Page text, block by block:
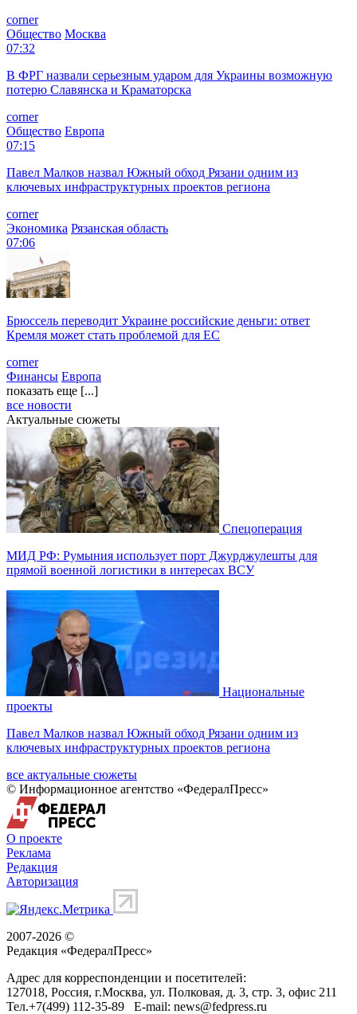
corner
Общество Москва
07:32
В ФРГ назвали серьезным ударом для Украины возможную
потерю Славянска и Краматорска
corner
Общество Европа
07:15
Павел Малков назвал Южный обход Рязани одним из
ключевых инфраструктурных проектов региона
corner
Экономика Рязанская область
07:06
Брюссель переводит Украине российские деньги: ответ
Кремля может стать проблемой для EC
corner
Финансы Европа
показать еще [...]
все новости
Актуальные сюжеты
Спецоперация
МИД РФ: Румыния использует порт Джурджулешты для
прямой военной логистики в интересах ВСУ
Национальные
проекты
Павел Малков назвал Южный обход Рязани одним из
ключевых инфраструктурных проектов региона
все актуальные сюжеты
© Информационное агентство «ФедералПресс»
О проекте
Реклама
Редакция
Авторизация
2007-2026 ©
Редакция «ФедералПресс»
Адрес для корреспонденции и посетителей:
127018, Россия, г.Москва, ул. Полковая, д. 3, стр. 3, офис 211
Тел.+7(499) 112-35-89 E-mail: news@fedpress.ru